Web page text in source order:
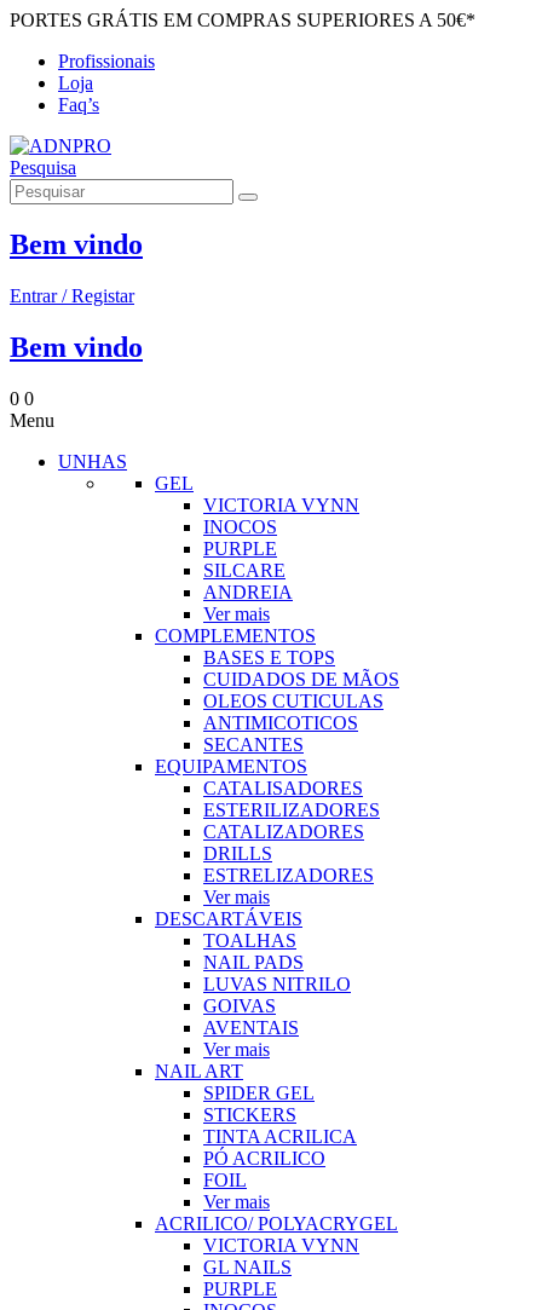
PORTES GRÁTIS EM COMPRAS SUPERIORES A 50€*
Profissionais
Loja
Faq’s
Pesquisa
Bem vindo
Entrar / Registar
Bem vindo
0 0
Menu
UNHAS
GEL
VICTORIA VYNN
INOCOS
PURPLE
SILCARE
ANDREIA
Ver mais
COMPLEMENTOS
BASES E TOPS
CUIDADOS DE MÃOS
OLEOS CUTICULAS
ANTIMICOTICOS
SECANTES
EQUIPAMENTOS
CATALISADORES
ESTERILIZADORES
CATALIZADORES
DRILLS
ESTRELIZADORES
Ver mais
DESCARTÁVEIS
TOALHAS
NAIL PADS
LUVAS NITRILO
GOIVAS
AVENTAIS
Ver mais
NAIL ART
SPIDER GEL
STICKERS
TINTA ACRILICA
PÓ ACRILICO
FOIL
Ver mais
ACRILICO/ POLYACRYGEL
VICTORIA VYNN
GL NAILS
PURPLE